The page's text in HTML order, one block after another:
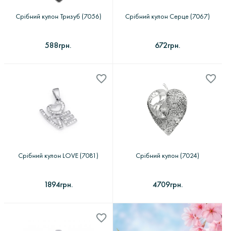
Всі фільтри
Срібний кулон Тризуб (7056)
588грн.
Срібний кулон Серце (7067)
672грн.
Срібний кулон LOVE (7081)
1894грн.
Срібний кулон (7024)
4709грн.